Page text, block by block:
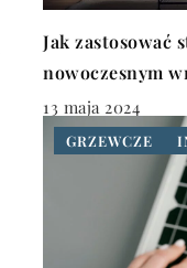
Jak zastosować
nowoczesnym
13 maja 2024
GRZEWCZE